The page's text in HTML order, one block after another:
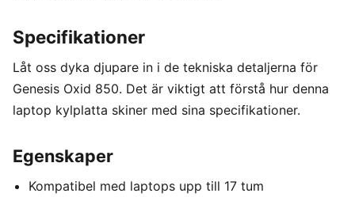
Specifikationer
Låt oss dyka djupare in i de tekniska detaljerna för
Genesis Oxid 850. Det är viktigt att förstå hur denna
laptop kylplatta skiner med sina specifikationer.
Egenskaper
Kompatibel med laptops upp till 17 tum